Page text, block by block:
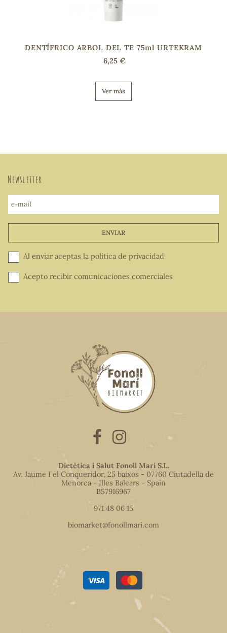
DENTÍFRICO ARBOL DEL TE 75ml URTEKRAM
6,25 €
Ver más
Newsletter
e-mail
ENVIAR
Al enviar aceptas la política de privacidad
Acepto recibir comunicaciones comerciales
Dietètica i Salut Fonoll Marí S.L.
Av. Jaume I el Conqueridor, 25 baixos - 07760 Ciutadella de
Menorca - Illes Balears - Spain
B57916967
971 48 06 15
biomarket@fonollmari.com